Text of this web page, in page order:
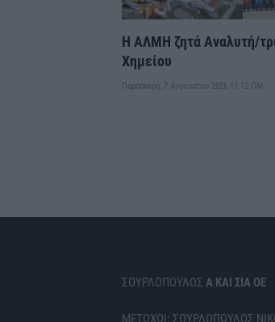
Η ΑΛΜΗ ζητά Αναλυτή/
Χημείου
Παρασκευή, 7 Αυγούστου 2026 11:12 ΠΜ
ΣΟΥΡΛΟΠΟΥΛΟΣ Α ΚΑΙ ΣΙΑ ΟΕ
ΜΕΤΟΧΟΙ: ΣΟΥΡΛΟΠΟΥΛΟΣ